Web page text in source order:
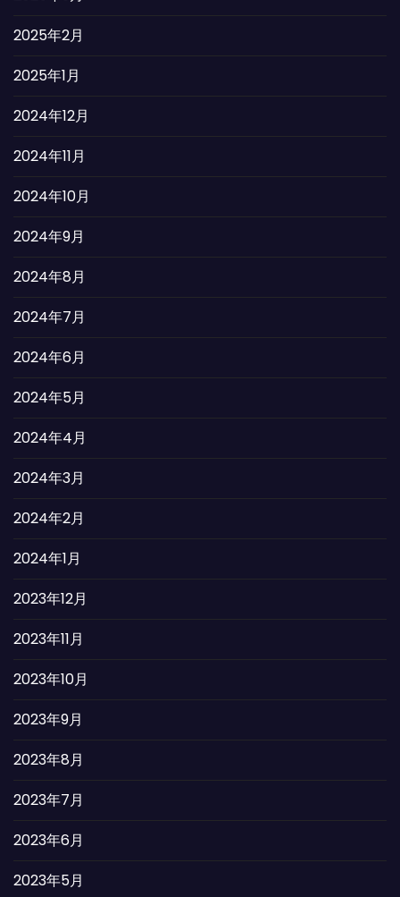
2025年2月
2025年1月
2024年12月
2024年11月
2024年10月
2024年9月
2024年8月
2024年7月
2024年6月
2024年5月
2024年4月
2024年3月
2024年2月
2024年1月
2023年12月
2023年11月
2023年10月
2023年9月
2023年8月
2023年7月
2023年6月
2023年5月